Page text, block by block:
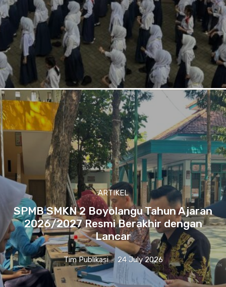
ARTIKEL
SPMB SMKN 2 Boyolangu Tahun Ajaran
2026/2027 Resmi Berakhir dengan
Lancar
Tim Publikasi - 24 July 2026